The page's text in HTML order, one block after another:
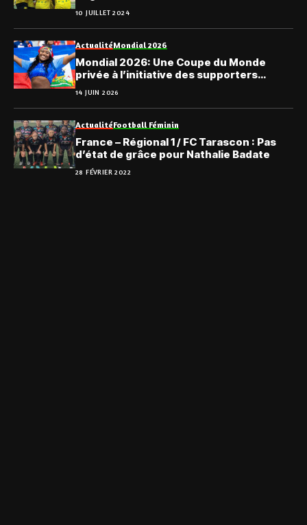
adversaires
10 JUILLET 2024
ActualitéMondial 2026
Mondial 2026: Une Coupe du Monde
privée à l’initiative des supporters
haïtiens
14 JUIN 2026
ActualitéFootball Féminin
France – Régional 1 / FC Tarascon : Pas
d’état de grâce pour Nathalie Badate
28 FÉVRIER 2022